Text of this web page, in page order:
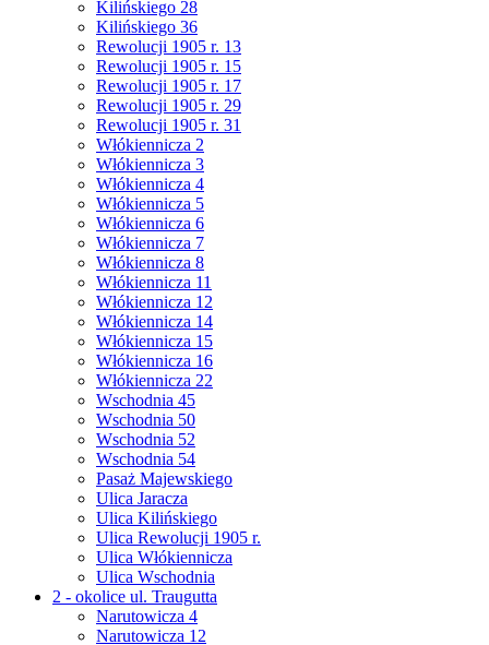
Kilińskiego 28
Kilińskiego 36
Rewolucji 1905 r. 13
Rewolucji 1905 r. 15
Rewolucji 1905 r. 17
Rewolucji 1905 r. 29
Rewolucji 1905 r. 31
Włókiennicza 2
Włókiennicza 3
Włókiennicza 4
Włókiennicza 5
Włókiennicza 6
Włókiennicza 7
Włókiennicza 8
Włókiennicza 11
Włókiennicza 12
Włókiennicza 14
Włókiennicza 15
Włókiennicza 16
Włókiennicza 22
Wschodnia 45
Wschodnia 50
Wschodnia 52
Wschodnia 54
Pasaż Majewskiego
Ulica Jaracza
Ulica Kilińskiego
Ulica Rewolucji 1905 r.
Ulica Włókiennicza
Ulica Wschodnia
2 - okolice ul. Traugutta
Narutowicza 4
Narutowicza 12